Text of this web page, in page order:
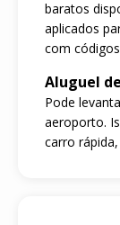
baratos
aplicados
com
Aluguel
Pode
aeroporto.
carro